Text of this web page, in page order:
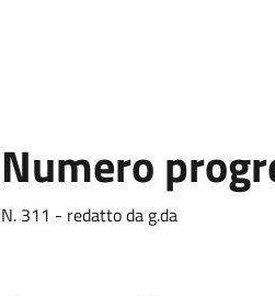
Numero
N. 311 - redatto da g.da